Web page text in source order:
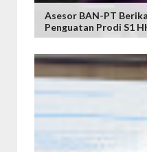
Asesor BAN-PT
Penguatan Prodi S1